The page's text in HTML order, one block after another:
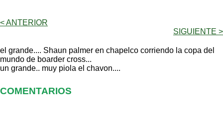
< ANTERIOR
SIGUIENTE >
el grande.... Shaun palmer en chapelco corriendo la copa del
mundo de boarder cross...
un grande.. muy piola el chavon....
COMENTARIOS